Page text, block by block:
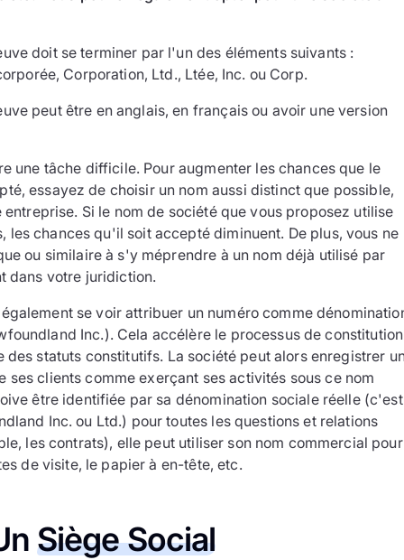
doit se terminer par l'un des éléments suivants :
Corporation, Ltd., Ltée, Inc. ou Corp.
peut être en anglais, en français ou avoir une version
une tâche difficile. Pour augmenter les chances que le
essayez de choisir un nom aussi distinct que possible,
Si le nom de société que vous proposez utilise
les chances qu'il soit accepté diminuent. De plus, vous ne
ou similaire à s'y méprendre à un nom déjà utilisé par
dans votre juridiction.
se voir attribuer un numéro comme
Inc.). Cela accélère le processus de constitution
statuts constitutifs. La société peut alors enregistrer
ses clients comme exerçant ses activités sous ce nom
être identifiée par sa dénomination sociale réelle
Inc. ou Ltd.) pour toutes les questions et relations
les contrats), elle peut utiliser son nom commercial pour
de visite, le papier à en-tête, etc.
Siège Social